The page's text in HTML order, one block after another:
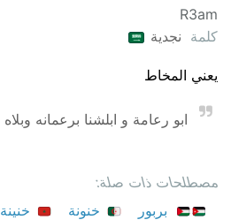
R3am
كلمة نجدية
يعني المخاط
ابو رعامة و ابلشنا برعمانه وبلاه
مصطلحات ذات صلة:
بربور
خنونة خنينة